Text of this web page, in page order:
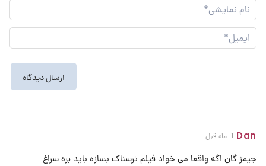
نام
Dan 1 ماه قبل
جیمز گان اگه واقعا می خواد فیلم ترسناک بسازه باید بره سراغ